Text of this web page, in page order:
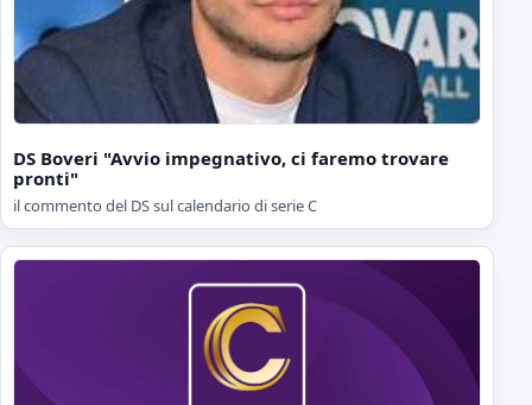
DS Boveri "Avvio impegnativo, ci faremo trovare
pronti"
il commento del DS sul calendario di serie C